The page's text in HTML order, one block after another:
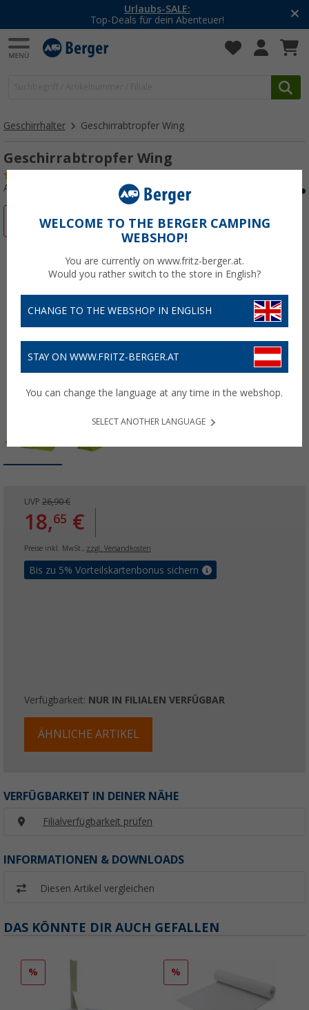
Urlaubs-SALE:
Top-Deals für dein Abenteuer!
Geschirrhalter Geschirrabtropfer Wing
Geschirrabtropfer Wing
Art.-Nr.: 416720
UVP 26,90 €
18,65 €
Preise inkl. MwSt., zzgl. Versandkosten
Bis zu 5% Vorteilskartenbonus sichern
Verfügbarkeit: NUR IN FILIALEN VERFÜGBAR
ÄHNLICHE ARTIKEL
VERFÜGBARKEIT IN DEINER NÄHE
Filialverfügbarkeit prüfen
INFORMATIONEN & DOWNLOADS
Diesen Artikel vergleichen
DAS KÖNNTE DIR AUCH GEFALLEN
% %
WELCOME TO THE BERGER CAMPING
WEBSHOP!
You are currently on www.fritz-berger.at.
Would you rather switch to the store in English?
CHANGE TO THE WEBSHOP IN ENGLISH
STAY ON WWW.FRITZ-BERGER.AT
You can change the language at any time in the webshop.
SELECT ANOTHER LANGUAGE